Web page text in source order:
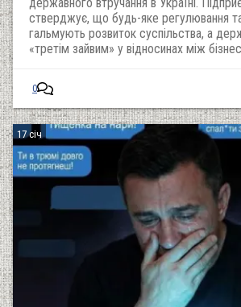
стверджує, що будь-яке регулювання
гальмують розвиток суспільства, а
«третім зайвим» у відносинах між
0
17 січ